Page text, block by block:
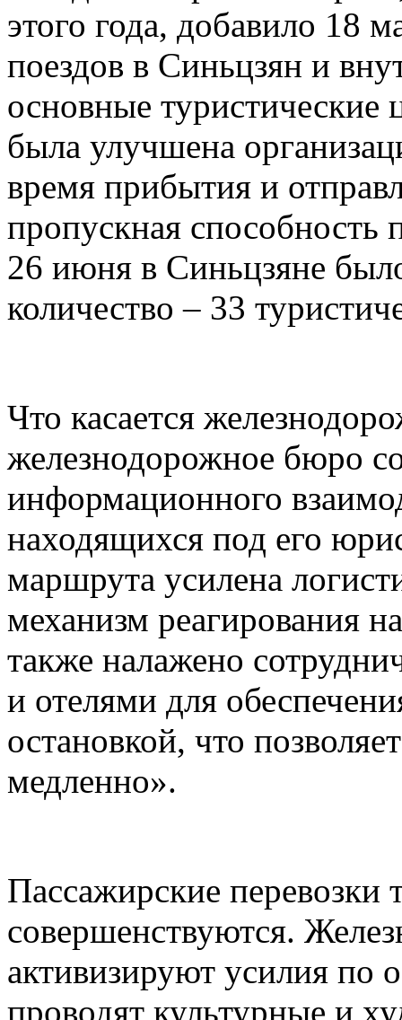
этого года, добавило 18
поездов в Синьцзян и
основные
была улучшена
время прибытия и
пропускная способность
26 июня в Синьцзяне
количество – 33
Что касается
железнодорожное бюро
информационного
находящихся под его
маршрута усилена
механизм реагирования
также налажено
и отелями для
остановкой, что
медленно».
Пассажирские перевозки
совершенствуются.
активизируют усилия по
проводят культурные и